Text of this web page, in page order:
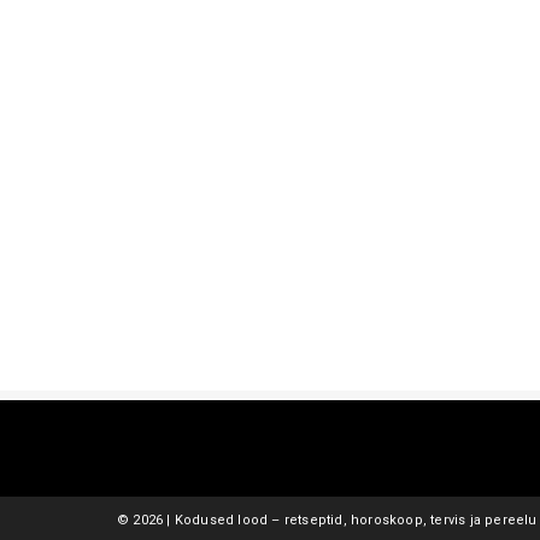
© 2026 | Kodused lood – retseptid, horoskoop, tervis ja pereelu